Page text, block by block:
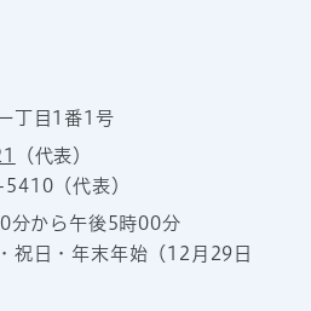
丁目1番1号
（代表）
（代表）
分から午後5時00分
祝日・年末年始（12月29日